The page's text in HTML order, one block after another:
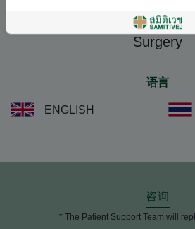
Specialties:
Surgery
语言
ENGLISH
咨询
* The Patient Support Team will